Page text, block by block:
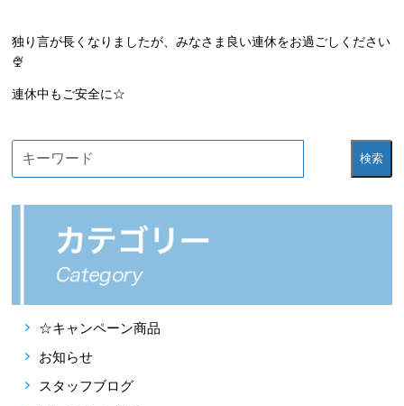
独り言が長くなりましたが、みなさま良い連休をお過ごしください
🍨
連休中もご安全に☆
検索
☆キャンペーン商品
お知らせ
スタッフブログ